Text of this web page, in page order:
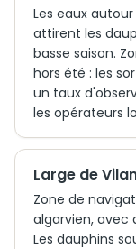
Les eaux
attirent les
basse saison.
hors été : les
un taux
les opérateurs
Large de
Zone de
algarvien, avec
Les dauphins